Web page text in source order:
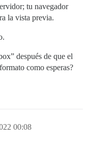
tu navegador
la vista previa.
después de que el
como esperas?
00:08